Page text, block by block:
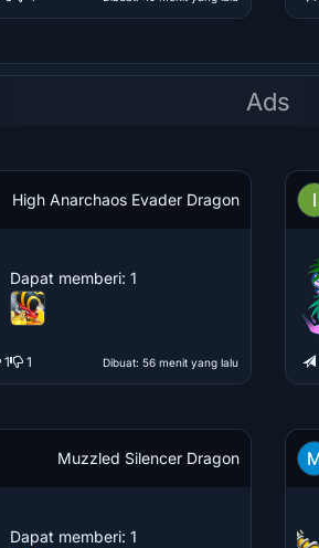
High Anarchaos Evader Dragon
Dapat memberi: 1
Dibuat: 56 menit yang lalu
1 1
Muzzled Silencer Dragon
Dapat memberi: 1